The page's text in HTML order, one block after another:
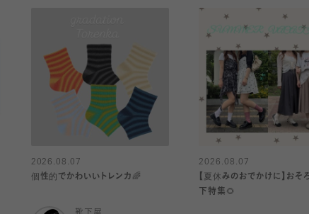
2026.08.07
個性的でかわいいトレンカ🌈
2026.08.07
【夏休みのおでかけに】おそ
下特集🌻